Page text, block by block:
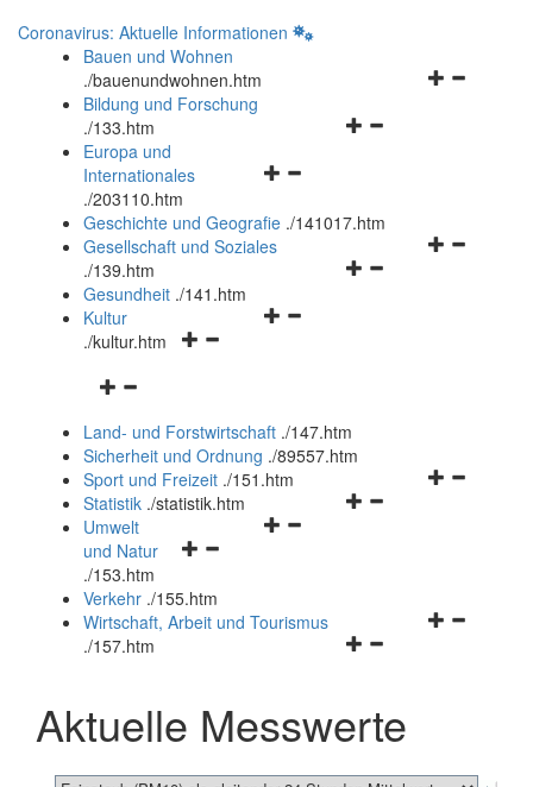
Coronavirus: Aktuelle Informationen
Bauen und Wohnen
./bauenundwohnen.htm
Navigationsmenü
Bildung und Forschung
./133.htm
Navigationsmenü
und
schließen
Europa und
Internationales
./203110.htm
Geschichte und Geografie ./141017.htm
Navigationsmenü
Gesellschaft und Soziales
./139.htm
Navigationsmenü
Gesundheit ./141.htm
Navigationsmenü
Kultur
./kultur.htm
Navigationsmenü
und
schließen
Land- und Forstwirtschaft ./147.htm
Sicherheit und Ordnung ./89557.htm
Navigationsmenü
Sport und Freizeit ./151.htm
Navigationsmenü
Statistik ./statistik.htm
Navigationsmenü
und
schließen
Umwelt
und Natur
./153.htm
Verkehr ./155.htm
Navigationsmenü
schließen
Wirtschaft, Arbeit und Tourismus
./157.htm
Aktuelle Messwerte